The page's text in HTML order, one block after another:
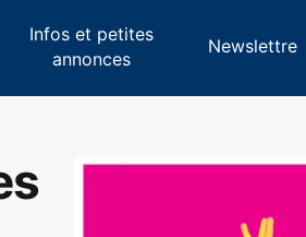
Infos et petites
annonces
Newslettre